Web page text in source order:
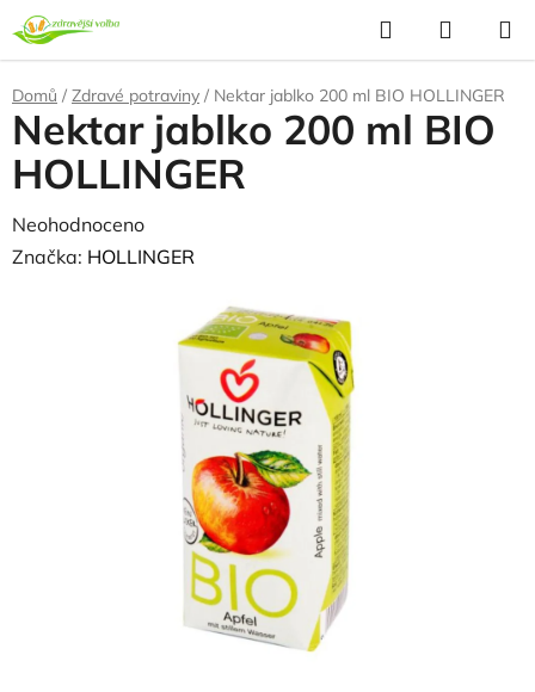
Přejít
na
obsah
Hledat
KOŠÍK
Domů / Zdravé potraviny / Nektar jablko 200 ml BIO HOLLINGER
Nektar jablko 200 ml BIO
HOLLINGER
Průměrné
hodnocení
Neohodnoceno
Značka: HOLLINGER